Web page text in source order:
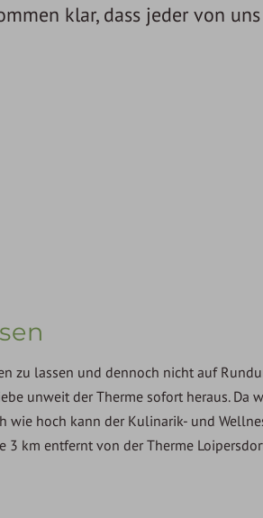
klar, dass jeder von uns
zu lassen und dennoch nicht auf
unweit der Therme sofort heraus. Da
wie hoch kann der Kulinarik- und
3 km entfernt von der Therme